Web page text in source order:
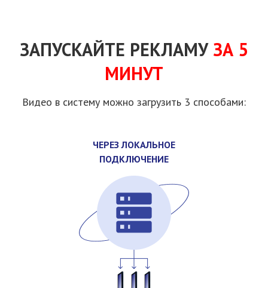
ЗАПУСКАЙТЕ РЕКЛАМУ ЗА 5
МИНУТ
Видео в систему можно загрузить 3 способами:
ЧЕРЕЗ ЛОКАЛЬНОЕ
ПОДКЛЮЧЕНИЕ